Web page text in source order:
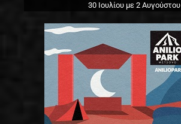
30 Ιουλίου με 2 Αυγούστου